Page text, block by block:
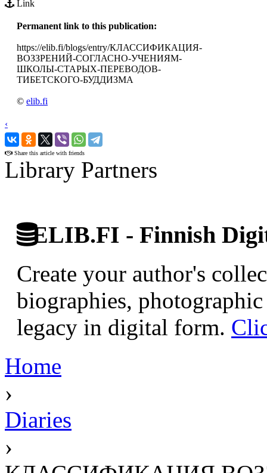
Link
Permanent link to this publication:
https://elib.fi/blogs/entry/КЛАССИФИКАЦИЯ-
ВОЗЗРЕНИЙ-СОГЛАСНО-УЧЕНИЯМ-
ШКОЛЫ-СТАРЫХ-ПЕРЕВОДОВ-
ТИБЕТСКОГО-БУДДИЗМА
© elib.fi
‹
›
Share this article with friends
Library Partners
ELIB.FI - Finnish
Create your author's
biographies,
legacy in digital form.
Home
›
Diaries
›